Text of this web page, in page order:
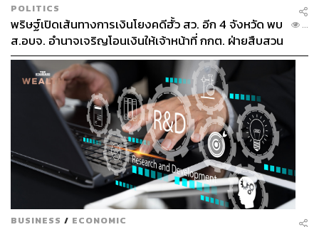
POLITICS
พริษฐ์เปิดเส้นทางการเงินโยงคดีฮั้ว สว. อีก 4 จังหวัด พบ
ส.อบจ. อำนาจเจริญโอนเงินให้เจ้าหน้าที่ กกต. ฝ่ายสืบสวน
...
BUSINESS / ECONOMIC